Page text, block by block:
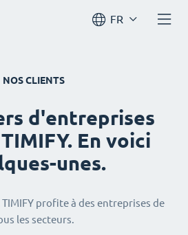
FR
NOS CLIENTS
d'entreprises
En voici
unes.
profite à des entreprises de
les secteurs.